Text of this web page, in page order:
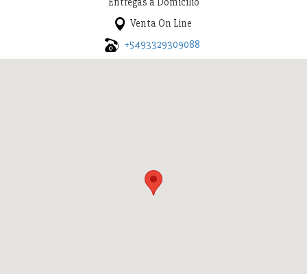
Venta On Line
+5493329309088